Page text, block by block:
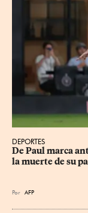
DEPORTES
De Paul marca
la muerte de su
Por AFP